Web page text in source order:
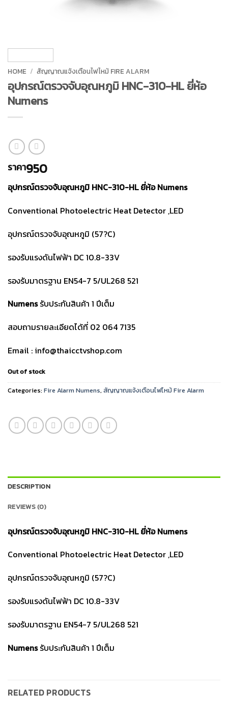
HOME / สัญญาณแจ้งเตือนไฟไหม้ FIRE ALARM
อุปกรณ์ตรวจจับอุณหภูมิ HNC-310-HL ยี่ห้อ
Numens
ราคา950
อุปกรณ์ตรวจจับอุณหภูมิ HNC-310-HL ยี่ห้อ Numens
Conventional Photoelectric Heat Detector ,LED
อุปกรณ์ตรวจจับอุณหภูมิ (57?C)
รองรับแรงดันไฟฟ้า DC 10.8-33V
รองรับมาตรฐาน EN54-7 5/UL268 521
Numensรับประกันสินค้า 1 ปีเต็ม
สอบถามรายละเอียดได้ที่ 02 064 7135
Email : info@thaicctvshop.com
Out of stock
Categories:Fire Alarm Numens, สัญญาณแจ้งเตือนไฟไหม้ Fire Alarm
DESCRIPTION
REVIEWS (0)
อุปกรณ์ตรวจจับอุณหภูมิ HNC-310-HL ยี่ห้อ Numens
Conventional Photoelectric Heat Detector ,LED
อุปกรณ์ตรวจจับอุณหภูมิ (57?C)
รองรับแรงดันไฟฟ้า DC 10.8-33V
รองรับมาตรฐาน EN54-7 5/UL268 521
Numensรับประกันสินค้า 1 ปีเต็ม
RELATED PRODUCTS